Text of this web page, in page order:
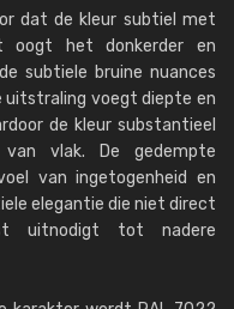
dat de kleur subtiel met
oogt het donkerder en
subtiele bruine nuances
uitstraling voegt diepte en
de kleur substantieel
vlak. De gedempte
van ingetogenheid en
elegantie die niet direct
uitnodigt tot nadere